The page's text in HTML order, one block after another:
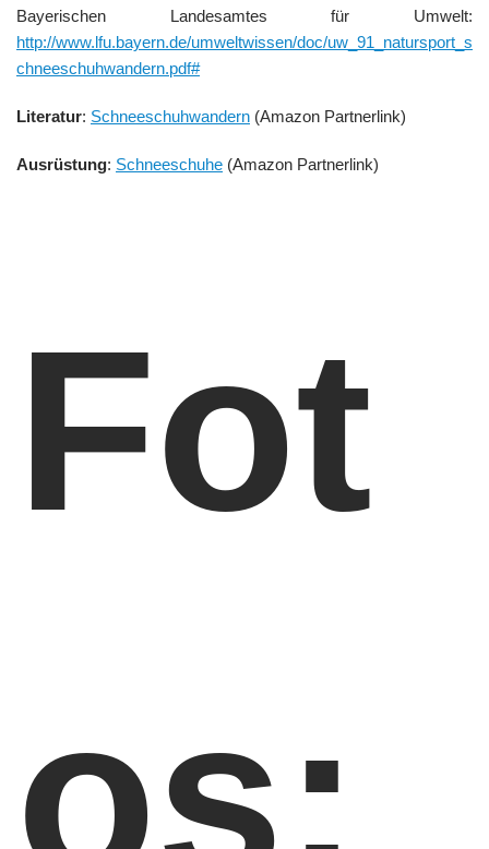
Bayerischen Landesamtes für Umwelt:
http://www.lfu.bayern.de/umweltwissen/doc/uw_91_natursport_s
chneeschuhwandern.pdf#
Literatur: Schneeschuhwandern (Amazon Partnerlink)
Ausrüstung: Schneeschuhe (Amazon Partnerlink)
Fot
os: